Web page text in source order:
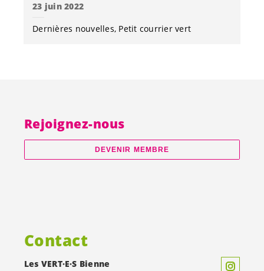
23 juin 2022
Dernières nouvelles Petit courrier vert
Rejoignez-nous
DEVENIR MEMBRE
Contact
Les VERT·E·S Bienne